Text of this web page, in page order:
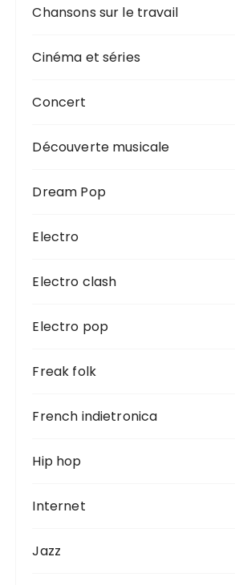
Chansons sur le travail
Cinéma et séries
Concert
Découverte musicale
Dream Pop
Electro
Electro clash
Electro pop
Freak folk
French indietronica
Hip hop
Internet
Jazz